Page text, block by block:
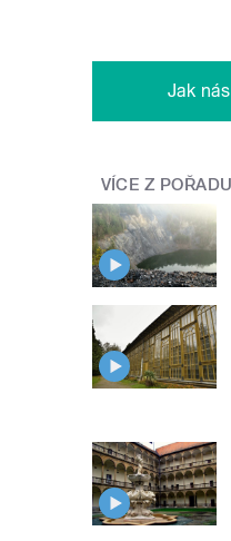
Jak
VÍCE Z POŘADU